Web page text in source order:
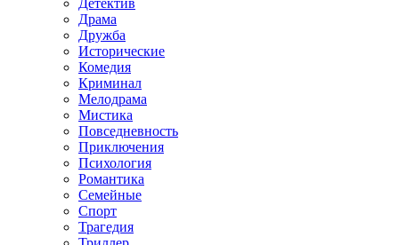
Детектив
Драма
Дружба
Исторические
Комедия
Криминал
Мелодрама
Мистика
Повседневность
Приключения
Психология
Романтика
Семейные
Спорт
Трагедия